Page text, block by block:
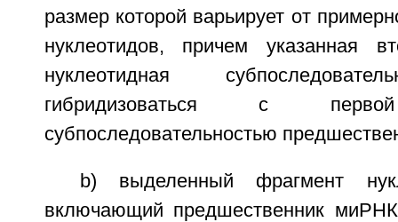
размер которой варьирует от
нуклеотидов, причем указанная
нуклеотидная
гибридизоваться с
субпоследовательностью
b) выделенный фрагмент
включающий предшественник